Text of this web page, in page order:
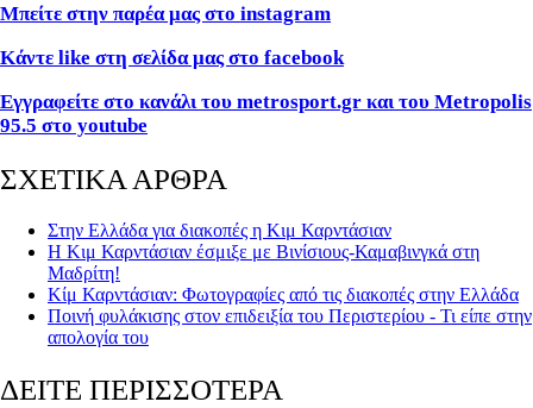
Μπείτε στην παρέα μας στο instagram
Κάντε like στη σελίδα μας στο facebook
Εγγραφείτε στο κανάλι του metrosport.gr και του Metropolis
95.5 στο youtube
ΣΧΕΤΙΚΑ ΑΡΘΡΑ
Στην Ελλάδα για διακοπές η Κιμ Καρντάσιαν
Η Κιμ Καρντάσιαν έσμιξε με Βινίσιους-Καμαβινγκά στη
Μαδρίτη!
Κίμ Καρντάσιαν: Φωτογραφίες από τις διακοπές στην Ελλάδα
Ποινή φυλάκισης στον επιδειξία του Περιστερίου - Τι είπε στην
απολογία του
ΔΕΙΤΕ ΠΕΡΙΣΣΟΤΕΡΑ